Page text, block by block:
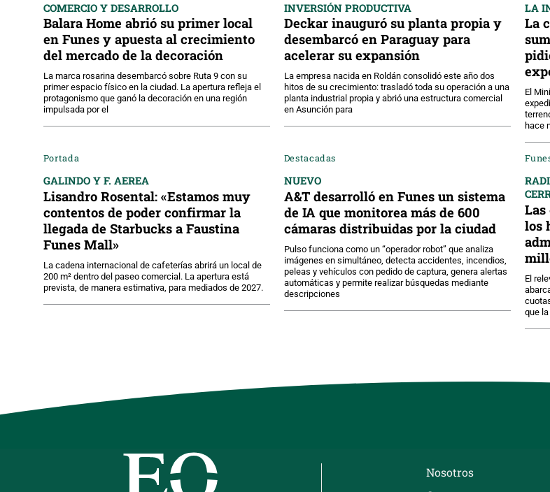
COMERCIO Y DESARROLLO
Balara Home abrió su primer local
en Funes y apuesta al crecimiento
del mercado de la decoración
La marca rosarina desembarcó sobre Ruta 9 con su
primer espacio físico en la ciudad. La apertura refleja el
protagonismo que ganó la decoración en una región
impulsada por el
INVERSIÓN PRODUCTIVA
Deckar inauguró su planta propia y
desembarcó en Paraguay para
acelerar su expansión
La empresa nacida en Roldán consolidó este año dos
hitos de su crecimiento: trasladó toda su operación a una
planta industrial propia y abrió una estructura comercial
en Asunción para
LA
La
El
hace
Portada
GALINDO Y F. AEREA
Lisandro Rosental: «Estamos muy
contentos de poder confirmar la
llegada de Starbucks a Faustina
Funes Mall»
La cadena internacional de cafeterías abrirá un local de
200 m² dentro del paseo comercial. La apertura está
prevista, de manera estimativa, para mediados de 2027.
Destacadas
NUEVO
A&T desarrolló en Funes un sistema
de IA que monitorea más de 600
cámaras distribuidas por la ciudad
Pulso funciona como un “operador robot” que analiza
imágenes en simultáneo, detecta accidentes, incendios,
peleas y vehículos con pedido de captura, genera alertas
automáticas y permite realizar búsquedas mediante
descripciones
Las
los
El
que
Nosotros